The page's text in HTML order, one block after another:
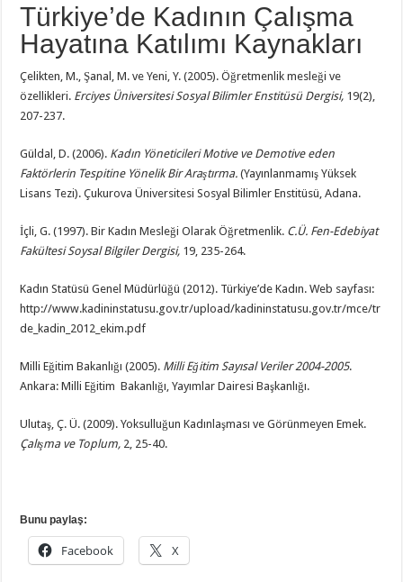
Türkiye’de Kadının Çalışma
Hayatına Katılımı Kaynakları
Çelikten, M., Şanal, M. ve Yeni, Y. (2005). Öğretmenlik mesleği ve
özellikleri. Erciyes Üniversitesi Sosyal Bilimler Enstitüsü Dergisi, 19(2),
207-237.
Güldal, D. (2006). Kadın Yöneticileri Motive ve Demotive eden
Faktörlerin Tespitine Yönelik Bir Araştırma. (Yayınlanmamış Yüksek
Lisans Tezi). Çukurova Üniversitesi Sosyal Bilimler Enstitüsü, Adana.
İçli, G. (1997). Bir Kadın Mesleği Olarak Öğretmenlik. C.Ü. Fen-Edebiyat
Fakültesi Soysal Bilgiler Dergisi, 19, 235-264.
Kadın Statüsü Genel Müdürlüğü (2012). Türkiye’de Kadın. Web sayfası:
http://www.kadininstatusu.gov.tr/upload/kadininstatusu.gov.tr/mce/tr
de_kadin_2012_ekim.pdf
Milli Eğitim Bakanlığı (2005). Milli Eğitim Sayısal Veriler 2004-2005.
Ankara: Milli Eğitim Bakanlığı, Yayımlar Dairesi Başkanlığı.
Ulutaş, Ç. Ü. (2009). Yoksulluğun Kadınlaşması ve Görünmeyen Emek.
Çalışma ve Toplum, 2, 25-40.
Bunu paylaş:
Facebook X